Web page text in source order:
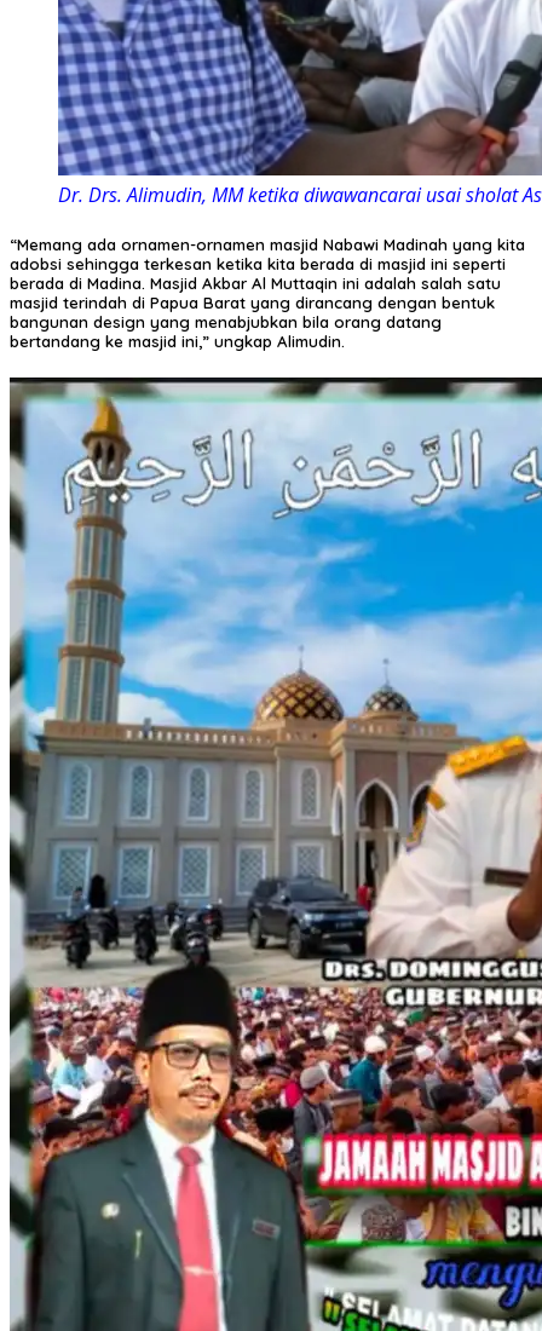
Dr. Drs. Alimudin, MM ketika diwawancarai usai sholat
“Memang ada ornamen-ornamen masjid Nabawi Madinah yang kita
adobsi sehingga terkesan ketika kita berada di masjid ini seperti
berada di Madina. Masjid Akbar Al Muttaqin ini adalah salah satu
masjid terindah di Papua Barat yang dirancang dengan bentuk
bangunan design yang menabjubkan bila orang datang
bertandang ke masjid ini,” ungkap Alimudin.